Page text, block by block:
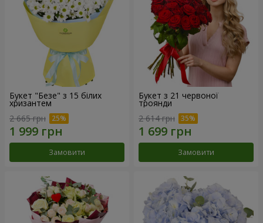
Букет "Безе" з 15 білих
хризантем
2 665 грн
Замовити
Букет з 21 червоної
троянди
2 614 грн
Замовити